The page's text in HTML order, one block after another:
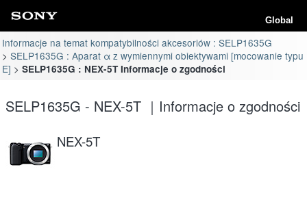
Global
Informacje na temat kompatybilności akcesoriów : SELP1635G
SELP1635G : Aparat α z wymiennymi obiektywami [mocowanie typu
E]
SELP1635G : NEX-5T Informacje o zgodności
SELP1635G - NEX-5T ｜Informacje o zgodności
NEX-5T